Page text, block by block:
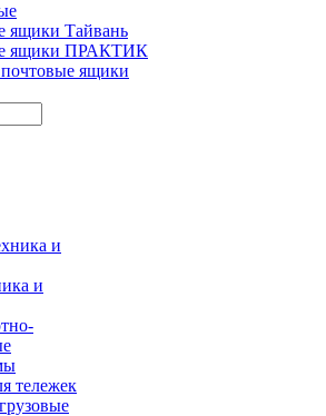
ящики Тайвань
ящики ПРАКТИК
ящики
и
тележек